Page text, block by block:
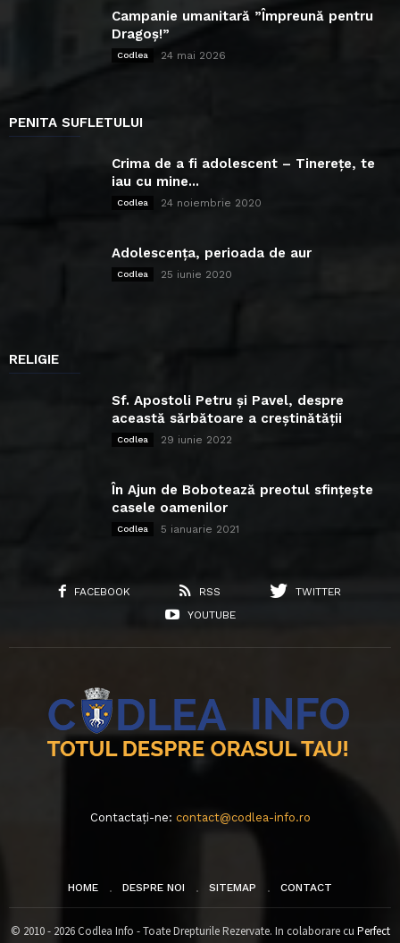
Campanie umanitară ”Împreună pentru
Dragoș!”
Codlea 24 mai 2026
PENITA SUFLETULUI
Crima de a fi adolescent – Tinerețe, te
iau cu mine...
Codlea 24 noiembrie 2020
Adolescența, perioada de aur
Codlea 25 iunie 2020
RELIGIE
Sf. Apostoli Petru și Pavel, despre
această sărbătoare a creștinătății
Codlea 29 iunie 2022
În Ajun de Bobotează preotul sfințește
casele oamenilor
Codlea 5 ianuarie 2021
FACEBOOK RSS
TWITTER
YOUTUBE
Contactați-ne: contact@codlea-info.ro
HOME DESPRE NOI SITEMAP CONTACT
© 2010 - 2026 Codlea Info - Toate Drepturile Rezervate. In colaborare cu Perfect